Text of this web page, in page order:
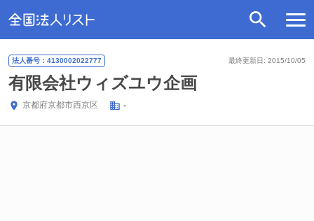
最終更新日: 2015/10/05
法人番号：4130002022777
有限会社ウィズユウ企画
京都府京都市西京区 -